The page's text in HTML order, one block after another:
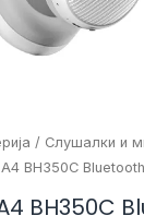
/ Слушалки и
BH350C
BH350C